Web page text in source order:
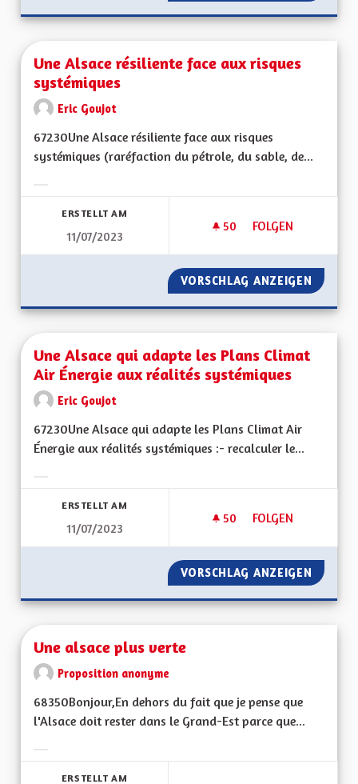
Une Alsace résiliente face aux risques
systémiques
Eric Goujot
67230Une Alsace résiliente face aux risques
systémiques (raréfaction du pétrole, du sable, de...
ERSTELLT AM
11/07/2023
50 50 FOLLOWER
FOLGEN
UNE ALSACE
VORSCHLAG ANZEIGEN UNE
Une Alsace qui adapte les Plans Climat
Air Énergie aux réalités systémiques
Eric Goujot
67230Une Alsace qui adapte les Plans Climat Air
Énergie aux réalités systémiques :- recalculer le...
ERSTELLT AM
11/07/2023
50 50 FOLLOWER
FOLGEN
UNE ALSACE QUI
VORSCHLAG ANZEIGEN UNE
Une alsace plus verte
Proposition anonyme
68350Bonjour,En dehors du fait que je pense que
l'Alsace doit rester dans le Grand-Est parce que...
ERSTELLT AM